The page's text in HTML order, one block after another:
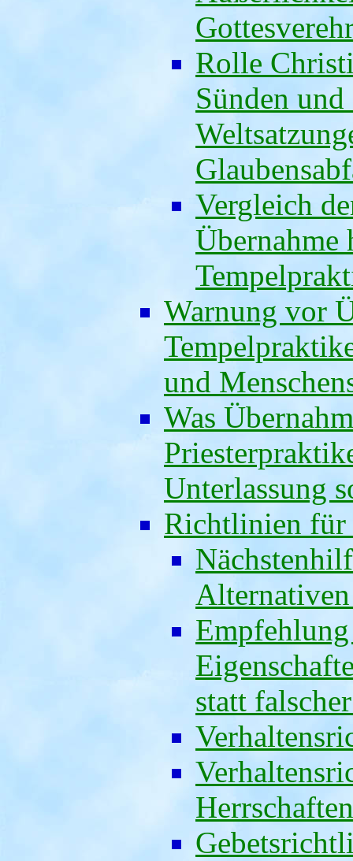
Rolle
Sünden
Vergleich
Übernahme
Warnung vor
und
Was
Unterlassung
Richtlinien für
statt
Herrschaften